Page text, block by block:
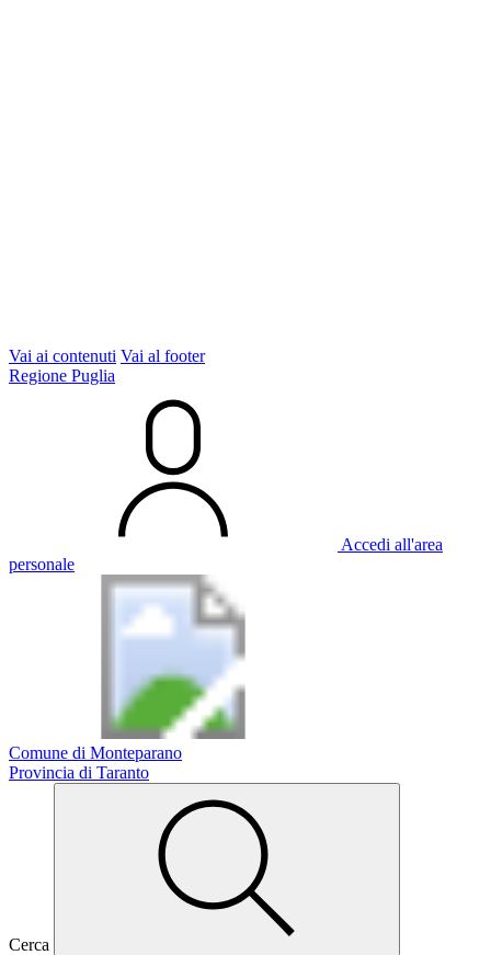
Vai ai contenuti Vai al footer
Regione Puglia
Accedi all'area
personale
Comune di Monteparano
Provincia di Taranto
Cerca